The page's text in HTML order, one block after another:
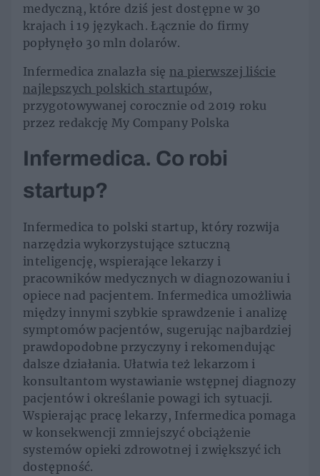
medyczną, które dziś jest dostępne w 30
krajach i 19 językach. Łącznie do firmy
popłynęło 30 mln dolarów.
Infermedica znalazła się na pierwszej liście
najlepszych polskich startupów,
przygotowywanej corocznie od 2019 roku
przez redakcję My Company Polska
Infermedica. Co robi
startup?
Infermedica to polski startup, który rozwija
narzędzia wykorzystujące sztuczną
inteligencję, wspierające lekarzy i
pracowników medycznych w diagnozowaniu i
opiece nad pacjentem. Infermedica umożliwia
między innymi szybkie sprawdzenie i analizę
symptomów pacjentów, sugerując najbardziej
prawdopodobne przyczyny i rekomendując
dalsze działania. Ułatwia też lekarzom i
konsultantom wystawianie wstępnej diagnozy
pacjentów i określanie powagi ich sytuacji.
Wspierając pracę lekarzy, Infermedica pomaga
w konsekwencji zmniejszyć obciążenie
systemów opieki zdrowotnej i zwiększyć ich
dostępność.